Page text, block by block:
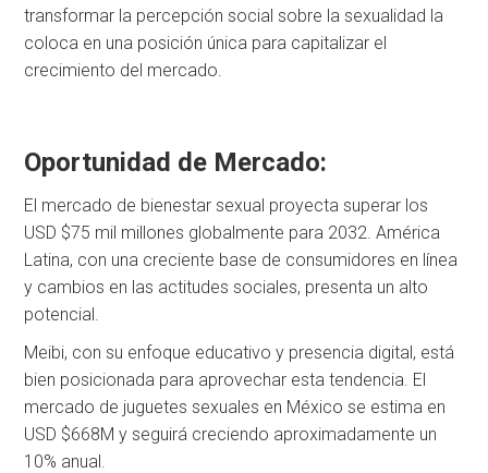
transformar la percepción social sobre la sexualidad la
coloca en una posición única para capitalizar el
crecimiento del mercado.
Oportunidad de Mercado:
El mercado de bienestar sexual proyecta superar los
USD $75 mil millones globalmente para 2032. América
Latina, con una creciente base de consumidores en línea
y cambios en las actitudes sociales, presenta un alto
potencial.
Meibi, con su enfoque educativo y presencia digital, está
bien posicionada para aprovechar esta tendencia. El
mercado de juguetes sexuales en México se estima en
USD $668M y seguirá creciendo aproximadamente un
10% anual.